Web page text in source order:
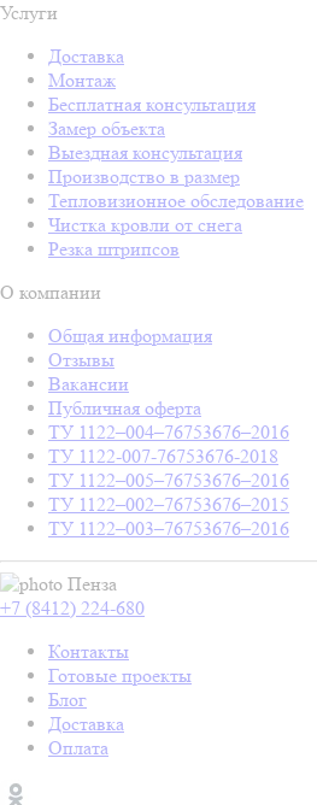
Услуги
Доставка
Монтаж
Бесплатная консультация
Замер объекта
Выездная консультация
Производство в размер
Тепловизионное обследование
Чистка кровли от снега
Резка штрипсов
О компании
Общая информация
Отзывы
Вакансии
Публичная оферта
ТУ 1122–004–76753676–2016
ТУ 1122-007-76753676-2018
ТУ 1122–005–76753676–2016
ТУ 1122–002–76753676–2015
ТУ 1122–003–76753676–2016
Пенза
+7 (8412) 224-680
Контакты
Готовые проекты
Блог
Доставка
Оплата